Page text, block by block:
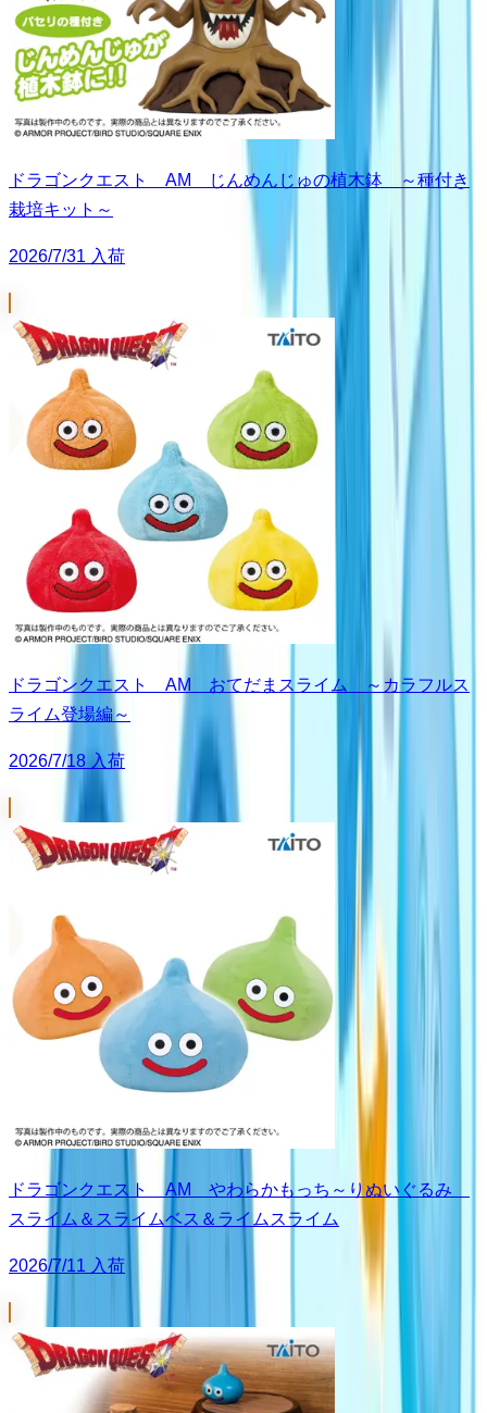
ドラゴンクエスト AM じんめんじゅの植木鉢 ～種付き
栽培キット～
2026/7/31 入荷
ドラゴンクエスト AM おてだまスライム ～カラフルス
ライム登場編～
2026/7/18 入荷
ドラゴンクエスト AM やわらかもっち～りぬいぐるみ
スライム＆スライムベス＆ライムスライム
2026/7/11 入荷